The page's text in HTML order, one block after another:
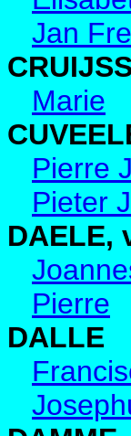
Jan
Marie
Pierre
Pieter
DAELE,
Pierre
DALLE